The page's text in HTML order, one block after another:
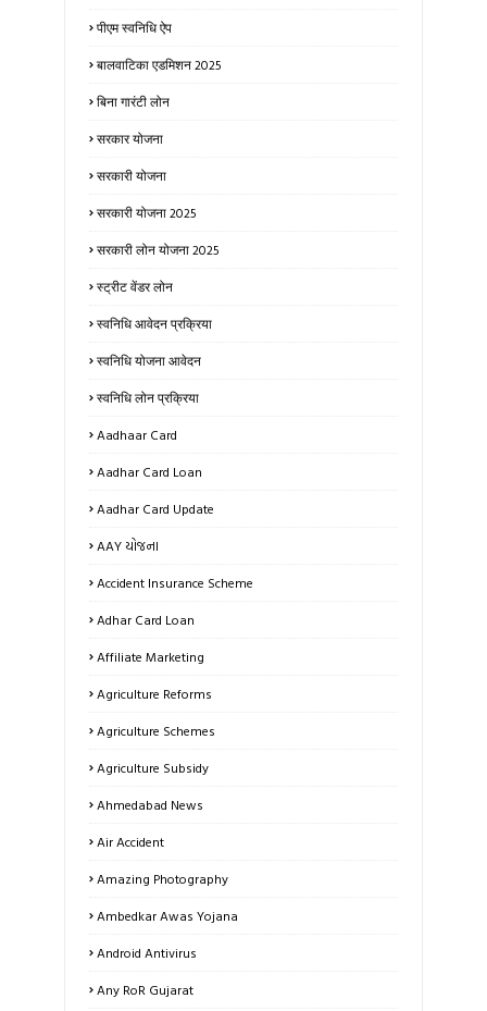
पीएम स्वनिधि ऐप
बालवाटिका एडमिशन 2025
बिना गारंटी लोन
सरकार योजना
सरकारी योजना
सरकारी योजना 2025
सरकारी लोन योजना 2025
स्ट्रीट वेंडर लोन
स्वनिधि आवेदन प्रक्रिया
स्वनिधि योजना आवेदन
स्वनिधि लोन प्रक्रिया
Aadhaar Card
Aadhar Card Loan
Aadhar Card Update
AAY યોજના
Accident Insurance Scheme
Adhar Card Loan
Affiliate Marketing
Agriculture Reforms
Agriculture Schemes
Agriculture Subsidy
Ahmedabad News
Air Accident
Amazing Photography
Ambedkar Awas Yojana
Android Antivirus
Any RoR Gujarat